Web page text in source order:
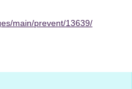
main/prevent/13639/